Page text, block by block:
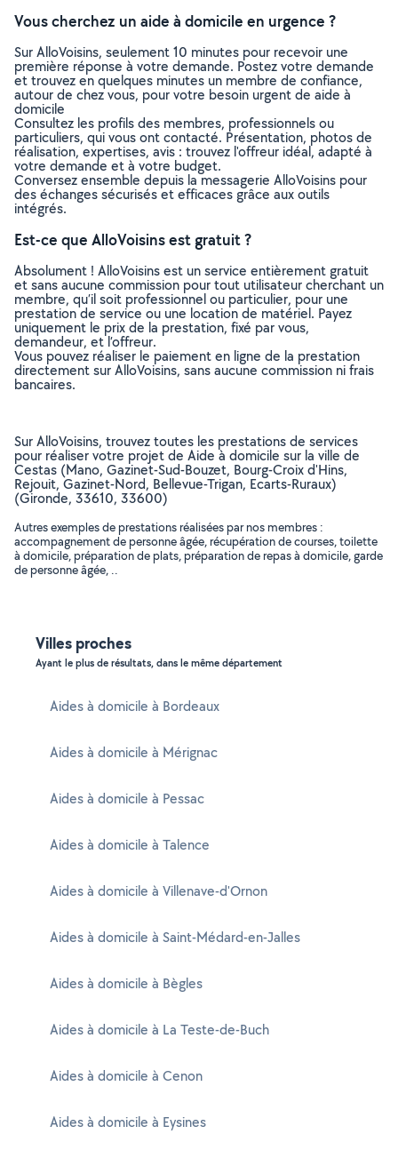
Vous cherchez un aide à domicile en urgence ?
Sur AlloVoisins, seulement 10 minutes pour recevoir une
première réponse à votre demande. Postez votre demande
et trouvez en quelques minutes un membre de confiance,
autour de chez vous, pour votre besoin urgent de aide à
domicile
Consultez les profils des membres, professionnels ou
particuliers, qui vous ont contacté. Présentation, photos de
réalisation, expertises, avis : trouvez l'offreur idéal, adapté à
votre demande et à votre budget.
Conversez ensemble depuis la messagerie AlloVoisins pour
des échanges sécurisés et efficaces grâce aux outils
intégrés.
Est-ce que AlloVoisins est gratuit ?
Absolument ! AlloVoisins est un service entièrement gratuit
et sans aucune commission pour tout utilisateur cherchant un
membre, qu’il soit professionnel ou particulier, pour une
prestation de service ou une location de matériel. Payez
uniquement le prix de la prestation, fixé par vous,
demandeur, et l’offreur.
Vous pouvez réaliser le paiement en ligne de la prestation
directement sur AlloVoisins, sans aucune commission ni frais
bancaires.
Sur AlloVoisins, trouvez toutes les prestations de services
pour réaliser votre projet de Aide à domicile sur la ville de
Cestas (Mano, Gazinet-Sud-Bouzet, Bourg-Croix d'Hins,
Rejouit, Gazinet-Nord, Bellevue-Trigan, Ecarts-Ruraux)
(Gironde, 33610, 33600)
Autres exemples de prestations réalisées par nos membres :
accompagnement de personne âgée, récupération de courses, toilette
à domicile, préparation de plats, préparation de repas à domicile, garde
de personne âgée, ..
Villes proches
Ayant le plus de résultats, dans le même département
Aides à domicile à Bordeaux
Aides à domicile à Mérignac
Aides à domicile à Pessac
Aides à domicile à Talence
Aides à domicile à Villenave-d'Ornon
Aides à domicile à Saint-Médard-en-Jalles
Aides à domicile à Bègles
Aides à domicile à La Teste-de-Buch
Aides à domicile à Cenon
Aides à domicile à Eysines